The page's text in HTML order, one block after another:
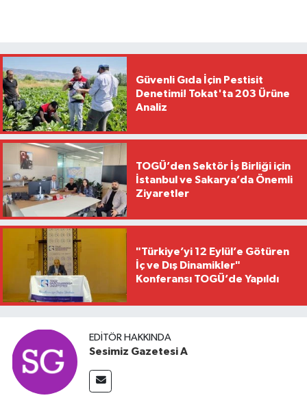
Güvenli Gıda İçin Pestisit
Denetimi! Tokat'ta 203 Ürüne
Analiz
TOGÜ’den Sektör İş Birliği için
İstanbul ve Sakarya’da Önemli
Ziyaretler
"Türkiye’yi 12 Eylül’e Götüren
İç ve Dış Dinamikler"
Konferansı TOGÜ’de Yapıldı
EDITÖR HAKKINDA
Sesimiz Gazetesi A